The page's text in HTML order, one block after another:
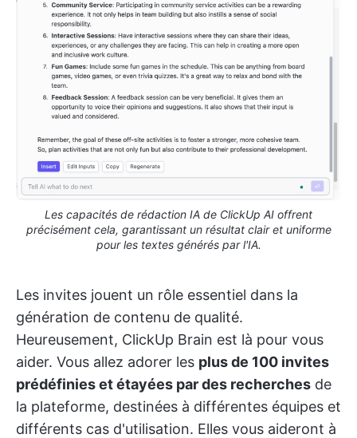
Les capacités de rédaction IA de ClickUp AI offrent
précisément cela, garantissant un résultat clair et uniforme
pour les textes générés par l'IA.
Les invites jouent un rôle essentiel dans la
génération de contenu de qualité.
Heureusement, ClickUp Brain est là pour vous
aider. Vous allez adorer les plus de 100 invites
prédéfinies et étayées par des recherches de
la plateforme, destinées à différentes équipes et
différents cas d'utilisation. Elles vous aideront à